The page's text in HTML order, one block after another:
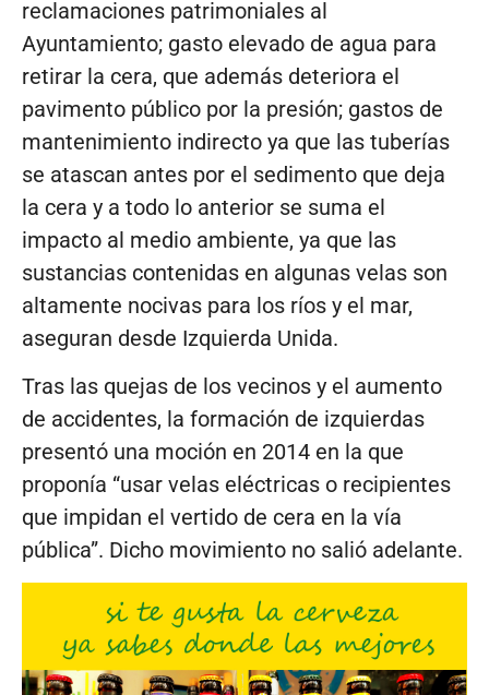
reclamaciones patrimoniales al
Ayuntamiento; gasto elevado de agua para
retirar la cera, que además deteriora el
pavimento público por la presión; gastos de
mantenimiento indirecto ya que las tuberías
se atascan antes por el sedimento que deja
la cera y a todo lo anterior se suma el
impacto al medio ambiente, ya que las
sustancias contenidas en algunas velas son
altamente nocivas para los ríos y el mar,
aseguran desde Izquierda Unida.
Tras las quejas de los vecinos y el aumento
de accidentes, la formación de izquierdas
presentó una moción en 2014 en la que
proponía “usar velas eléctricas o recipientes
que impidan el vertido de cera en la vía
pública”. Dicho movimiento no salió adelante.